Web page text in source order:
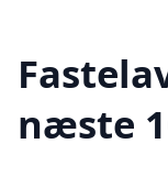
næste